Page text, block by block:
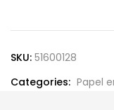
SKU: 51600128
Categories: Papel